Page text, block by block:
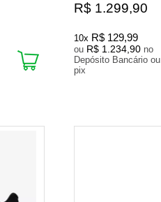
R$ 1.299,90
10x R$ 129,99
ou R$ 1.234,90 no
Depósito Bancário ou
pix